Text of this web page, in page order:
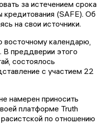
за истечением срока
(SAFE). Об
на свои источники.
календарю,
В преддверии этого
состоялось
с участием 22
намерен приносить
платформе Truth
по отношению